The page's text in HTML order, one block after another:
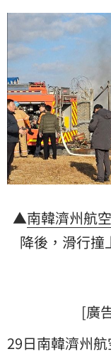
▲南韓濟州航空
降後，滑行撞
[廣
29日南韓濟州